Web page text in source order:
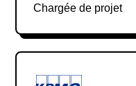
Chargée de projet